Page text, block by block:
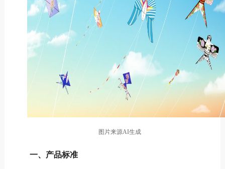
图片来源AI生成
一、产品标准